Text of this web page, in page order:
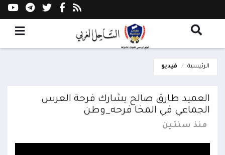
الرئيسية فيديو
العميد طارق صالح يشارك فرحة العرس
الجماعي في المخا فرحه_وطن
منذ سنتين